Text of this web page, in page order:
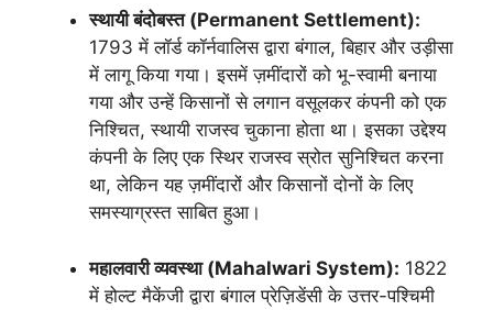
स्थायी बंदोबस्त (Permanent Settlement):
1793 में लॉर्ड कॉर्नवालिस द्वारा बंगाल, बिहार और उड़ीसा
में लागू किया गया। इसमें ज़मींदारों को भू-स्वामी बनाया
गया और उन्हें किसानों से लगान वसूलकर कंपनी को एक
निश्चित, स्थायी राजस्व चुकाना होता था। इसका उद्देश्य
कंपनी के लिए एक स्थिर राजस्व स्रोत सुनिश्चित करना
था, लेकिन यह ज़मींदारों और किसानों दोनों के लिए
समस्याग्रस्त साबित हुआ।
महालवारी व्यवस्था (Mahalwari System): 1822
में होल्ट मैकेंजी द्वारा बंगाल प्रेज़िडेंसी के उत्तर-पश्चिमी